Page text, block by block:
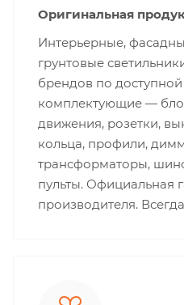
Оригинальная
Интерьерные,
грунтовые
брендов по
комплектующие —
движения, розетки,
кольца, профили,
трансформаторы,
пульты. Официальная
производителя.